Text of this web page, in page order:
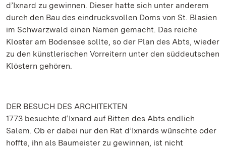
d’Ixnard zu gewinnen. Dieser hatte sich unter anderem
durch den Bau des eindrucksvollen Doms von St. Blasien
im Schwarzwald einen Namen gemacht. Das reiche
Kloster am Bodensee sollte, so der Plan des Abts, wieder
zu den künstlerischen Vorreitern unter den süddeutschen
Klöstern gehören.
DER BESUCH DES ARCHITEKTEN
1773 besuchte d‘Ixnard auf Bitten des Abts endlich
Salem. Ob er dabei nur den Rat d’Ixnards wünschte oder
hoffte, ihn als Baumeister zu gewinnen, ist nicht